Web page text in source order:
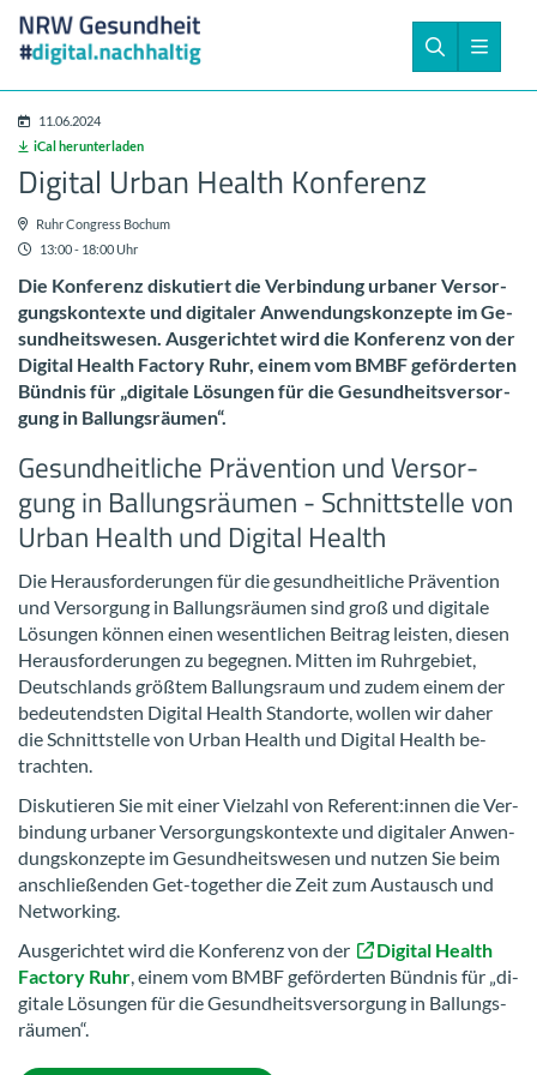
11.06.2024
iCal her­un­ter­la­den
Di­gi­tal Urban Health Kon­fe­renz
Ruhr Con­gress Bo­chum
13:00 - 18:00 Uhr
Die Kon­fe­renz dis­ku­tiert die Ver­bin­dung ur­ba­ner Ver­sor­
gungs­kon­tex­te und di­gi­ta­ler An­wen­dungs­kon­zep­te im Ge­
sund­heits­we­sen. Aus­ge­rich­tet wird die Kon­fe­renz von der
Di­gi­tal Health Fac­to­ry Ruhr, einem vom BMBF ge­för­der­ten
Bünd­nis für „di­gi­ta­le Lö­sun­gen für die Ge­sund­heits­ver­sor­
gung in Bal­lungs­räu­men“.
Ge­sund­heit­li­che Prä­ven­ti­on und Ver­sor­
gung in Bal­lungs­räu­men - Schnitt­stel­le von
Urban Health und Di­gi­tal Health
Die Her­aus­for­de­run­gen für die ge­sund­heit­li­che Prä­ven­ti­on
und Ver­sor­gung in Bal­lungs­räu­men sind groß und di­gi­ta­le
Lö­sun­gen kön­nen einen we­sent­li­chen Bei­trag leis­ten, die­sen
Her­aus­for­de­run­gen zu be­geg­nen. Mit­ten im Ruhr­ge­biet,
Deutsch­lands größ­tem Bal­lungs­raum und zudem einem der
be­deu­tends­ten Di­gi­tal Health Stand­or­te, wol­len wir daher
die Schnitt­stel­le von Urban Health und Di­gi­tal Health be­
trach­ten.
Dis­ku­tie­ren Sie mit einer Viel­zahl von Re­fe­rent:innen die Ver­
bin­dung ur­ba­ner Ver­sor­gungs­kon­tex­te und di­gi­ta­ler An­wen­
dungs­kon­zep­te im Ge­sund­heits­we­sen und nut­zen Sie beim
an­schlie­ßen­den Get-​together die Zeit zum Aus­tausch und
Net­wor­king.
Aus­ge­rich­tet wird die Kon­fe­renz von der
Di­gi­tal Health
Fac­to­ry Ruhr, einem vom BMBF ge­för­der­ten Bünd­nis für „di­
gi­ta­le Lö­sun­gen für die Ge­sund­heits­ver­sor­gung in Bal­lungs­
räu­men“.